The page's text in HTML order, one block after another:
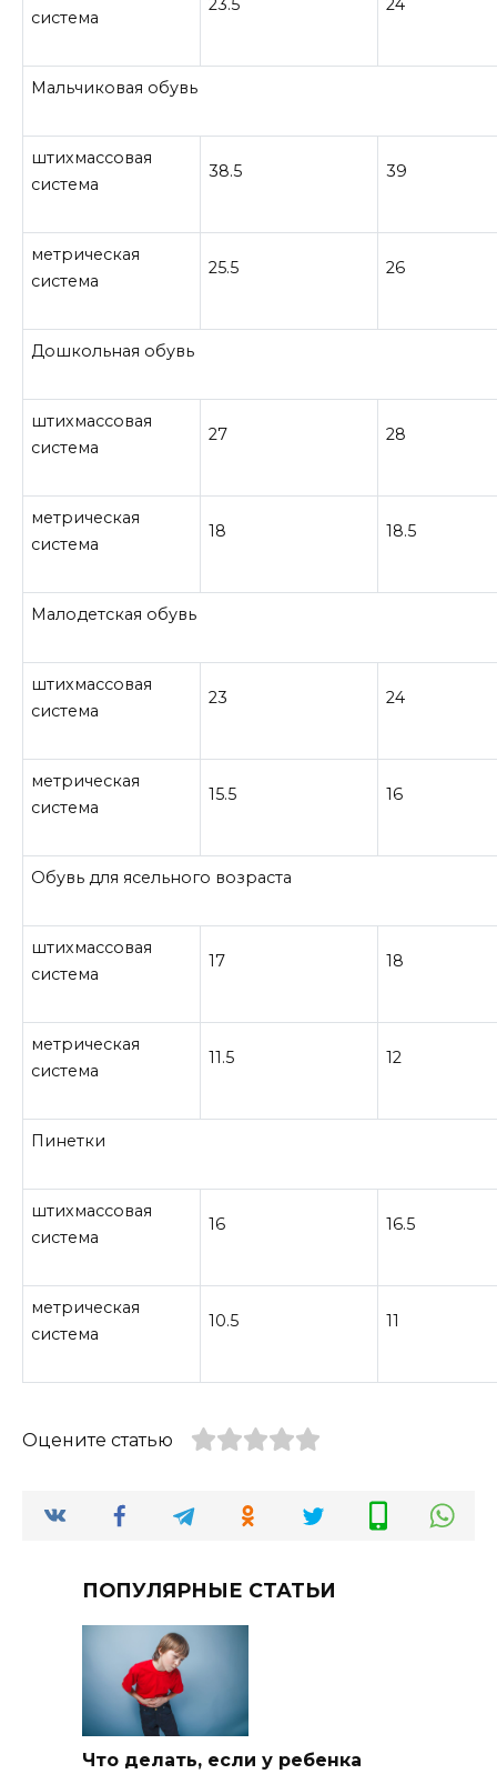
система
23.5 24
Мальчиковая обувь
штихмассовая
система
38.5 39
метрическая
система
25.5 26
Дошкольная обувь
штихмассовая
система
27 28
метрическая
система
18 18.5
Малодетская обувь
штихмассовая
система
23 24
метрическая
система
15.5 16
Обувь для ясельного возраста
штихмассовая
система
17 18
метрическая
система
11.5 12
Пинетки
штихмассовая
система
16 16.5
метрическая
система
10.5 11
Оцените статью
ПОПУЛЯРНЫЕ СТАТЬИ
Что делать, если у ребенка